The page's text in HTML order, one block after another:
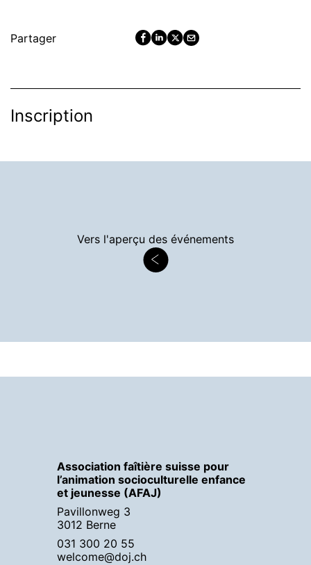
Partager
Inscription
Vers l'aperçu des événements
Association faîtière suisse pour
l’animation socioculturelle enfance
et jeunesse (AFAJ)
Pavillonweg 3
3012 Berne
031 300 20 55
welcome@doj.ch